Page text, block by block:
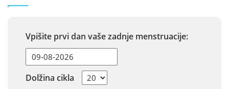
Vpišite prvi dan vaše zadnje menstruacije:
Dolžina cikla